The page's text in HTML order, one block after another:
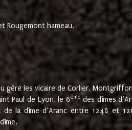
Rougemont hameau.
gère les vicaire de Corlier,
Paul de Lyon, le 6ème des dîmes
la dîme d’Aranc entre 1248 et